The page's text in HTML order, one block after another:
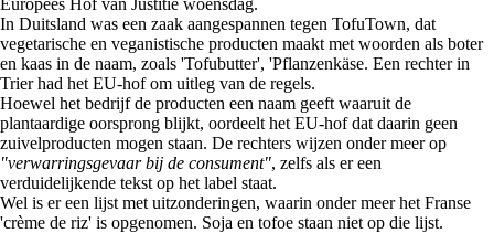
Europees Hof van Justitie woensdag.
In Duitsland was een zaak aangespannen tegen TofuTown, dat
vegetarische en veganistische producten maakt met woorden als boter
en kaas in de naam, zoals 'Tofubutter', 'Pflanzenkäse. Een rechter in
Trier had het EU-hof om uitleg van de regels.
Hoewel het bedrijf de producten een naam geeft waaruit de
plantaardige oorsprong blijkt, oordeelt het EU-hof dat daarin geen
zuivelproducten mogen staan. De rechters wijzen onder meer op
"verwarringsgevaar bij de consument", zelfs als er een
verduidelijkende tekst op het label staat.
Wel is er een lijst met uitzonderingen, waarin onder meer het Franse
'crème de riz' is opgenomen. Soja en tofoe staan niet op die lijst.